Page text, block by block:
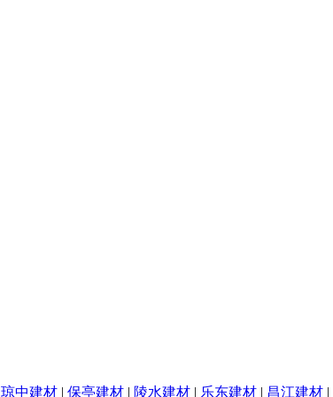
琼中建材 | 保亭建材 | 陵水建材 | 乐东建材 | 昌江建材 |